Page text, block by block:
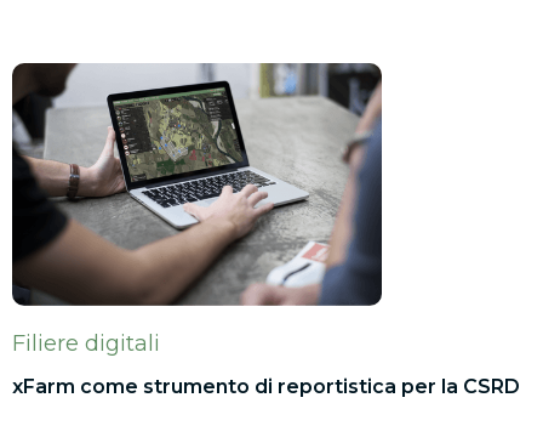
Filiere digitali
xFarm come strumento di reportistica per la CSRD